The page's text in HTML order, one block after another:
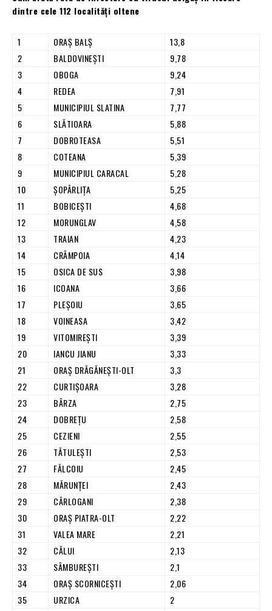
dintre cele 112 localități oltene
1 ORAŞ BALŞ
13,8
2
BALDOVINEŞTI
9,78
3
OBOGA
9,24
4
REDEA
7,91
5
MUNICIPIUL SLATINA
7,77
6
SLĂTIOARA
5,88
7
DOBROTEASA
5,51
8
COTEANA
5,39
9
MUNICIPIUL CARACAL
5,28
10
ŞOPÂRLIŢA
5,25
11
BOBICEŞTI
4,68
12
MORUNGLAV
4,58
13
TRAIAN
4,23
14
CRÂMPOIA
4,14
15
OSICA DE SUS
3,98
16
ICOANA
3,66
17
PLEŞOIU
3,65
18
VOINEASA
3,42
19
VITOMIREŞTI
3,39
20
IANCU JIANU
3,33
21
ORAŞ DRĂGĂNEŞTI-OLT
3,3
22
CURTIŞOARA
3,28
23
BÂRZA
2,75
24
DOBREŢU
2,58
25
CEZIENI
2,55
26
TĂTULEŞTI
2,53
27
FĂLCOIU
2,45
28
MĂRUNŢEI
2,43
29
CÂRLOGANI
2,38
30
ORAŞ PIATRA-OLT
2,22
31
VALEA MARE
2,21
32
CĂLUI
2,13
33
SÂMBUREŞTI
2,1
34
ORAŞ SCORNICEŞTI
2,06
35
URZICA
2